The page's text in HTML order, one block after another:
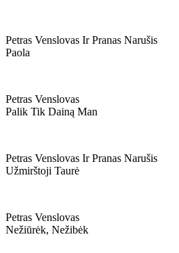
Petras Venslovas Ir Pranas Narušis
Paola
Petras Venslovas
Palik Tik Dainą Man
Petras Venslovas Ir Pranas Narušis
Užmirštoji Taurė
Petras Venslovas
Nežiūrėk, Nežibėk